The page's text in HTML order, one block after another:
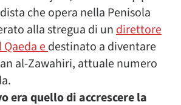
che opera nella Penisola
alla stregua di undirettore
Qaeda edestinato a diventare
al-Zawahiri, attuale numero
era quello di accrescere la